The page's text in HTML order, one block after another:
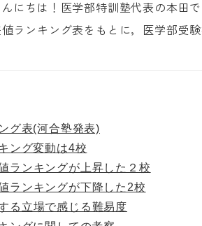
にちは！医学部特訓塾代表の本田
ランキング表をもとに，医学部受
グ表(河合塾発表)
ング変動は4校
ランキングが上昇した２校
ランキングが下降した2校
る立場で感じる難易度